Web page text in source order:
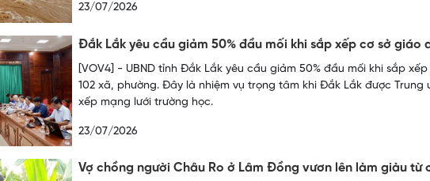
23/07/2026
Đắk Lắk yêu cầu giảm 50% đầu mối khi sắp xếp cơ sở giáo
[VOV4] - UBND tỉnh Đắk Lắk yêu cầu giảm 50% đầu mối khi sắp
102 xã, phường. Đây là nhiệm vụ trọng tâm khi Đắk Lắk được
xếp mạng lưới trường học.
23/07/2026
Vợ chồng người Châu Ro ở Lâm Đồng vươn lên làm giàu từ